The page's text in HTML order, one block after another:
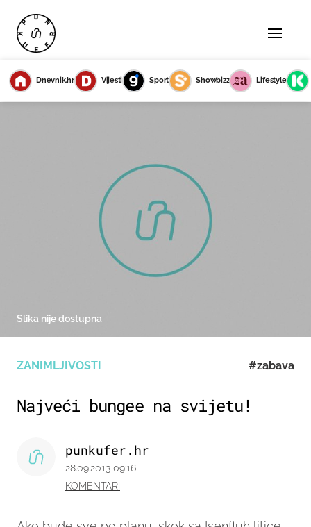
Dnevnik.hr Vijesti Sport Showbizz Lifestyle
ZANIMLJIVOSTI #zabava
Najveći bungee na svijetu!
punkufer.hr
28.09.2013 09:16
KOMENTARI
Slika nije dostupna